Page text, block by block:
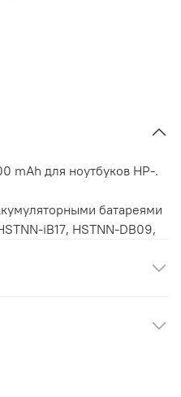
mAh для ноутбуков HP-.
батареями
iB17, HSTNN-DB09,